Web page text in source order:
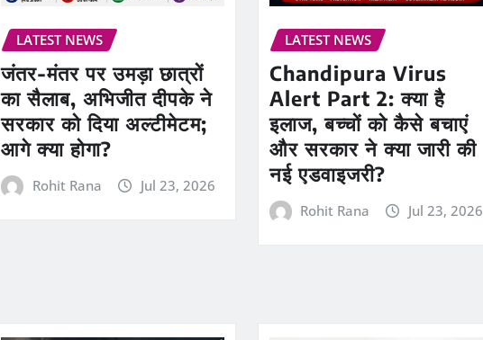
LATEST NEWS
जंतर-मंतर पर उमड़ा छात्रों
का सैलाब, अभिजीत दीपके ने
सरकार को दिया अल्टीमेटम;
आगे क्या होगा?
Rohit Rana Jul 23, 2026
LATEST NEWS
Chandipura Virus
Alert Part 2: क्या है
इलाज, बच्चों को कैसे बचाएं
और सरकार ने क्या जारी की
नई एडवाइजरी?
Rohit Rana Jul 23, 2026